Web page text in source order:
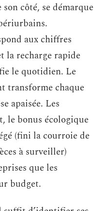
côté, se démarque
aux chiffres
la recharge rapide
le quotidien. Le
transforme chaque
apaisée. Les
le bonus écologique
(fini la courroie de
à surveiller)
que les
budget.